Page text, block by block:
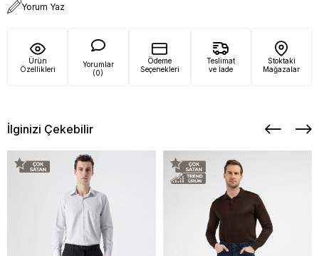
Yorum Yaz
Ürün
Özellikleri
Yorumlar
(0)
Ödeme
Seçenekleri
Teslimat
ve İade
Stoktaki
Mağazalar
İlginizi Çekebilir